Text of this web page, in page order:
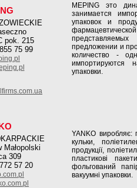
pok. 215
75 99
MEPING это
занимается
упаковок и
предложении и
количество -
импортируются
упаковки.
Małopolski
309
57 20
YANKO виробляє:
кульки,
продукції,
пластикові
фольгований
вакуумні упаковки.